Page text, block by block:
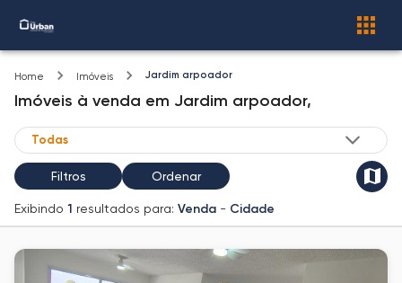
Home Imóveis Jardim arpoador
Imóveis à venda em Jardim arpoador,
Filtros Ordenar
Exibindo 1 resultados para: Venda - Cidade